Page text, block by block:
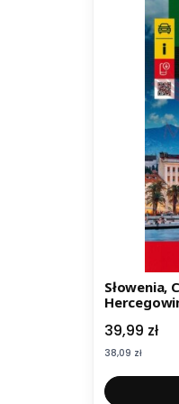
Słowenia,
Cena
39,99 zł
Cena
38,09 zł